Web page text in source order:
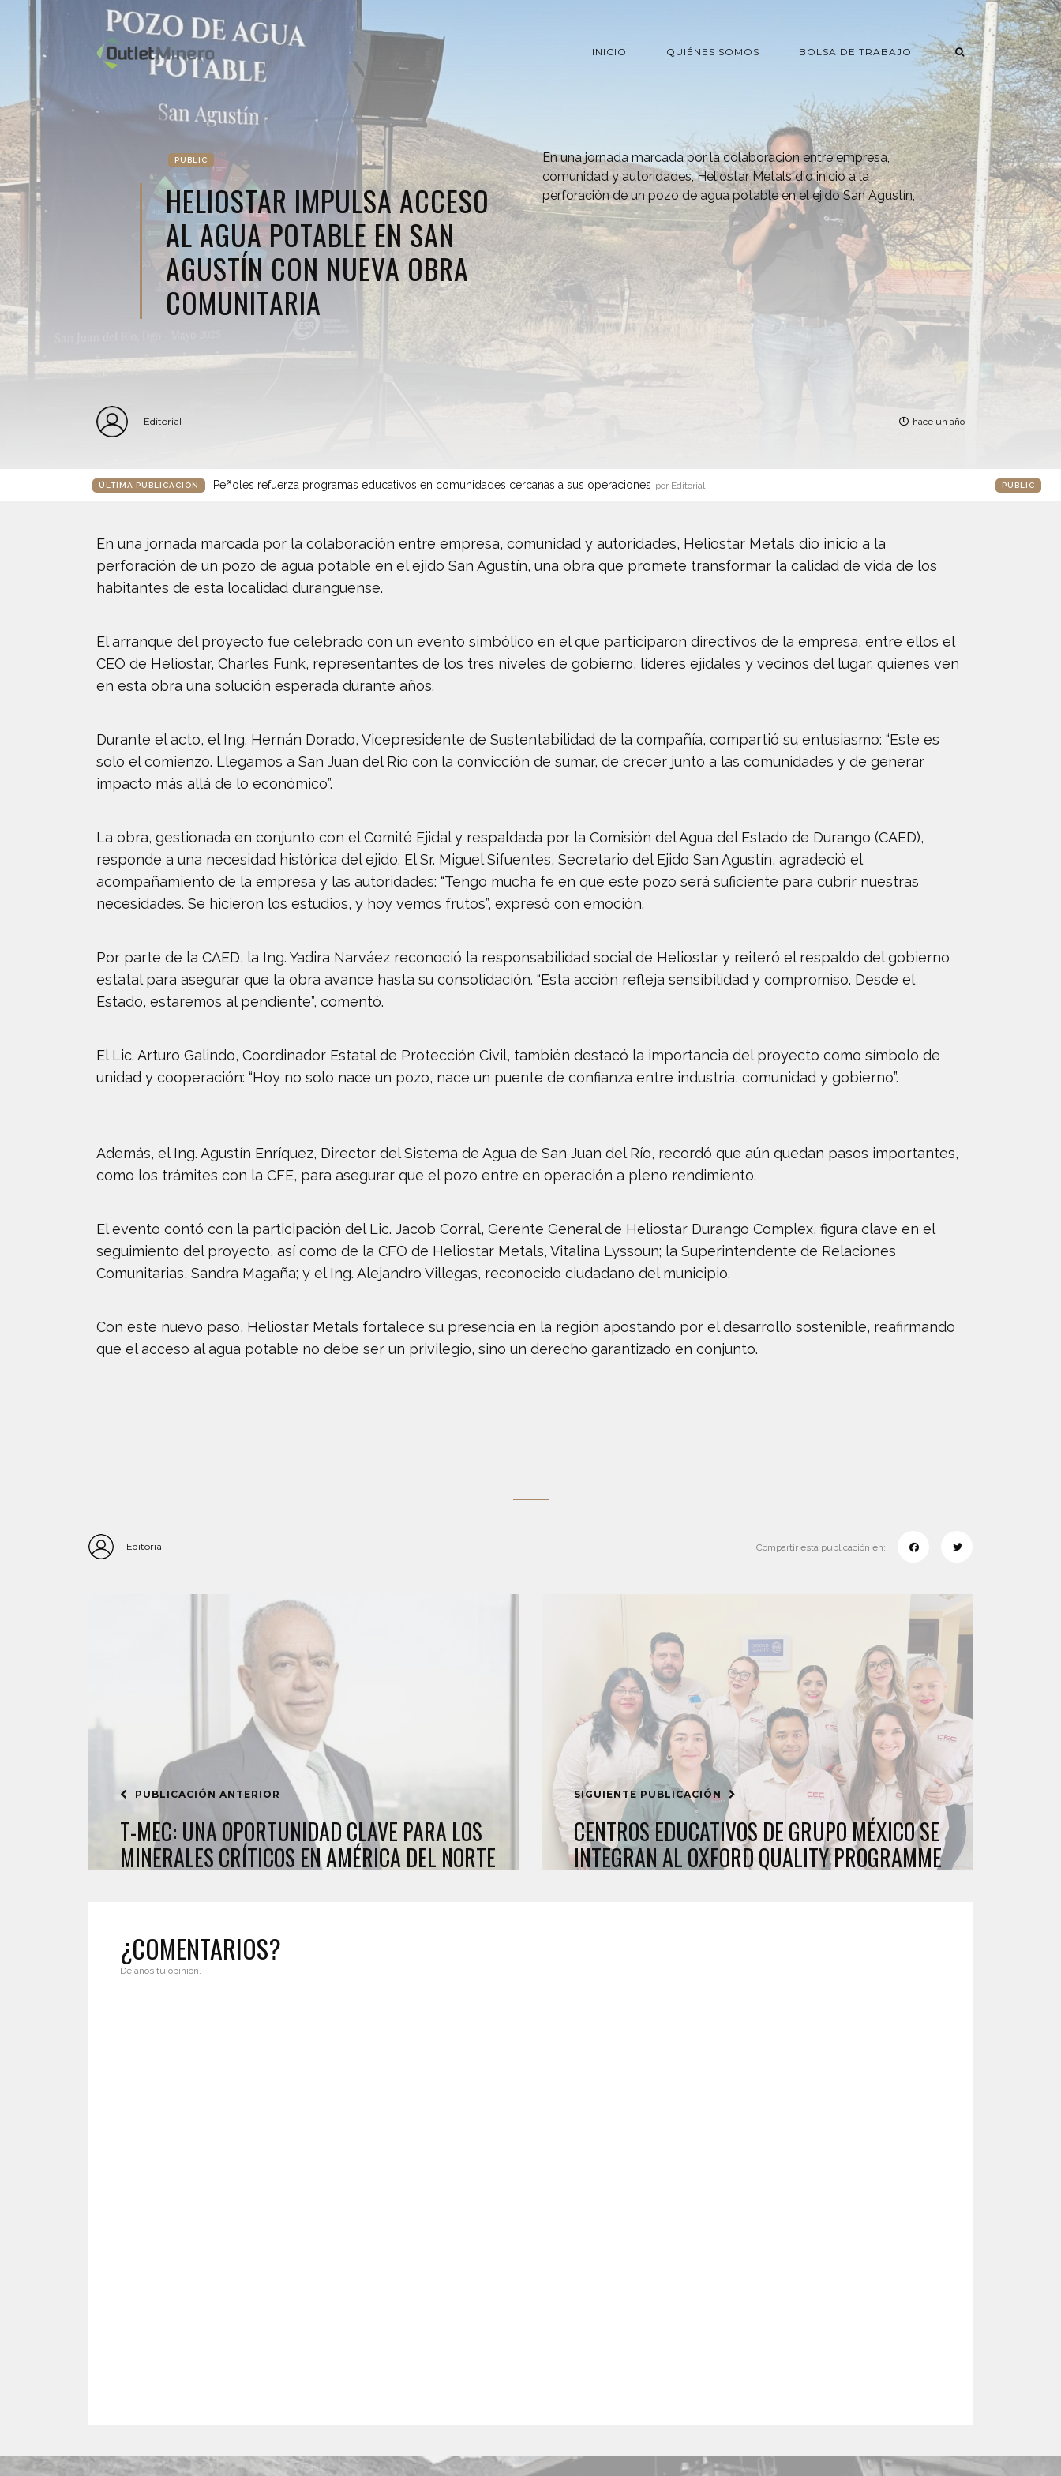
INICIO QUIÉNES SOMOS BOLSA DE TRABAJO
PUBLIC
HELIOSTAR IMPULSA ACCESO
AL AGUA POTABLE EN SAN
AGUSTÍN CON NUEVA OBRA
COMUNITARIA
En una jornada marcada por la colaboración entre empresa,
comunidad y autoridades, Heliostar Metals dio inicio a la
perforación de un pozo de agua potable en el ejido San Agustín,
Editorial hace un año
ÚLTIMA PUBLICACIÓN Peñoles refuerza programas educativos en comunidades cercanas a sus operaciones por Editorial PUBLIC
En una jornada marcada por la colaboración entre empresa, comunidad y autoridades, Heliostar Metals dio inicio a la
perforación de un pozo de agua potable en el ejido San Agustín, una obra que promete transformar la calidad de vida de los
habitantes de esta localidad duranguense.
El arranque del proyecto fue celebrado con un evento simbólico en el que participaron directivos de la empresa, entre ellos el
CEO de Heliostar, Charles Funk, representantes de los tres niveles de gobierno, líderes ejidales y vecinos del lugar, quienes ven
en esta obra una solución esperada durante años.
Durante el acto, el Ing. Hernán Dorado, Vicepresidente de Sustentabilidad de la compañía, compartió su entusiasmo: “Este es
solo el comienzo. Llegamos a San Juan del Río con la convicción de sumar, de crecer junto a las comunidades y de generar
impacto más allá de lo económico”.
La obra, gestionada en conjunto con el Comité Ejidal y respaldada por la Comisión del Agua del Estado de Durango (CAED),
responde a una necesidad histórica del ejido. El Sr. Miguel Sifuentes, Secretario del Ejido San Agustín, agradeció el
acompañamiento de la empresa y las autoridades: “Tengo mucha fe en que este pozo será suficiente para cubrir nuestras
necesidades. Se hicieron los estudios, y hoy vemos frutos”, expresó con emoción.
Por parte de la CAED, la Ing. Yadira Narváez reconoció la responsabilidad social de Heliostar y reiteró el respaldo del gobierno
estatal para asegurar que la obra avance hasta su consolidación. “Esta acción refleja sensibilidad y compromiso. Desde el
Estado, estaremos al pendiente”, comentó.
El Lic. Arturo Galindo, Coordinador Estatal de Protección Civil, también destacó la importancia del proyecto como símbolo de
unidad y cooperación: “Hoy no solo nace un pozo, nace un puente de confianza entre industria, comunidad y gobierno”.
Además, el Ing. Agustín Enríquez, Director del Sistema de Agua de San Juan del Río, recordó que aún quedan pasos importantes,
como los trámites con la CFE, para asegurar que el pozo entre en operación a pleno rendimiento.
El evento contó con la participación del Lic. Jacob Corral, Gerente General de Heliostar Durango Complex, figura clave en el
seguimiento del proyecto, así como de la CFO de Heliostar Metals, Vitalina Lyssoun; la Superintendente de Relaciones
Comunitarias, Sandra Magaña; y el Ing. Alejandro Villegas, reconocido ciudadano del municipio.
Con este nuevo paso, Heliostar Metals fortalece su presencia en la región apostando por el desarrollo sostenible, reafirmando
que el acceso al agua potable no debe ser un privilegio, sino un derecho garantizado en conjunto.
Editorial Compartir esta publicación en:
PUBLICACIÓN ANTERIOR
T-MEC: UNA OPORTUNIDAD CLAVE PARA LOS
MINERALES CRÍTICOS EN AMÉRICA DEL NORTE
SIGUIENTE PUBLICACIÓN
CENTROS EDUCATIVOS DE GRUPO MÉXICO SE
INTEGRAN AL OXFORD QUALITY PROGRAMME
¿COMENTARIOS?
Déjanos tu opinión.